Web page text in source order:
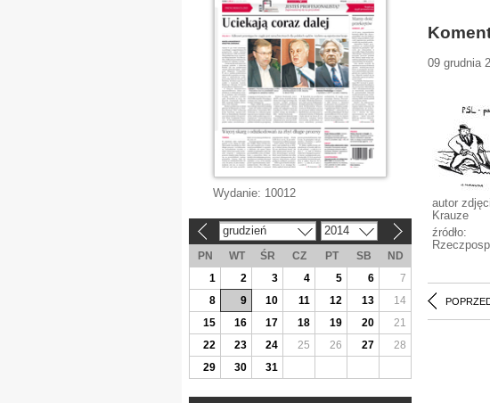
09 grudnia
autor
Krauze
źródło:
Wydanie: 10012
grudzień 2014
PN WT ŚR CZ PT SB
ND
1
2 3 4 5 6
7
8
9 10 11 12 13
14
15
16 17 18 19 20
21
22
23 24 25 26 27
28
29
30 31